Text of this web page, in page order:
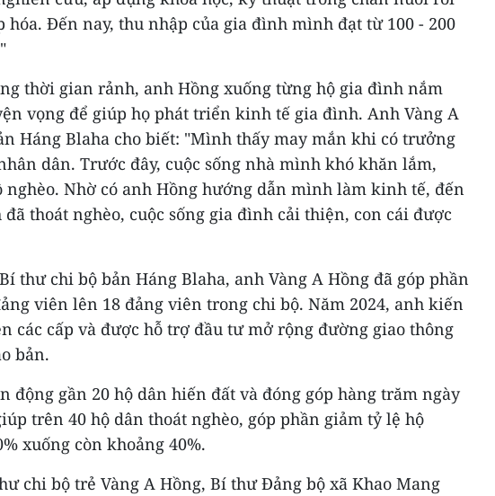
hóa. Đến nay, thu nhập của gia đình mình đạt từ 100 - 200
thời gian rảnh, anh Hồng xuống từng hộ gia đình nắm
vọng để giúp họ phát triển kinh tế gia đình. Anh Vàng A
Háng Blaha cho biết: "Mình thấy may mắn khi có trưởng
dân. Trước đây, cuộc sống nhà mình khó khăn lắm,
Nhờ có anh Hồng hướng dẫn mình làm kinh tế, đến
thoát nghèo, cuộc sống gia đình cải thiện, con cái được
thư chi bộ bản Háng Blaha, anh Vàng A Hồng đã góp phần
viên lên 18 đảng viên trong chi bộ. Năm 2024, anh kiến
các cấp và được hỗ trợ đầu tư mở rộng đường giao thông
bản.
động gần 20 hộ dân hiến đất và đóng góp hàng trăm ngày
trên 40 hộ dân thoát nghèo, góp phần giảm tỷ lệ hộ
xuống còn khoảng 40%.
chi bộ trẻ Vàng A Hồng, Bí thư Đảng bộ xã Khao Mang